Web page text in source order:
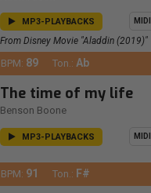
MP3-PLAYBACKS MIDI
From Disney Movie "Aladdin (2019)"
BPM: 89 Ton.: Ab
The time of my life
Benson Boone
MP3-PLAYBACKS MIDI
BPM: 91 Ton.: F#